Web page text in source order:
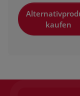
kaufen